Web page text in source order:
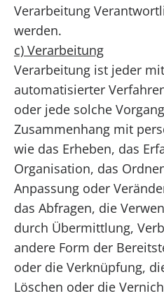
Verarbeitung
werden.
c) Verarbeitung
Verarbeitung ist jeder
automatisierter
oder jede solche
Zusammenhang mit
wie das Erheben, das
Organisation, das
Anpassung oder
das Abfragen, die
durch Übermittlung,
andere Form der
oder die Verknüpfung,
Löschen oder die